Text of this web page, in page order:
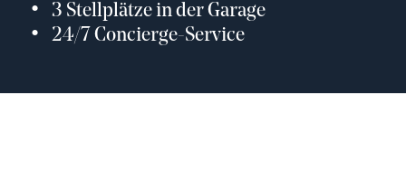
3 Stellplätze in der Garage
24/7 Concierge-Service